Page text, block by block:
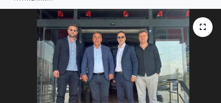
SPOR
ASAYİŞ